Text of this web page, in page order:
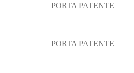
PORTA PATENTE
PORTA PATENTE